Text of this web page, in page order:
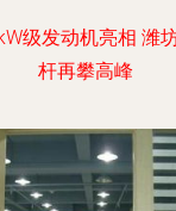
级发动机亮相 潍
杆再攀高峰